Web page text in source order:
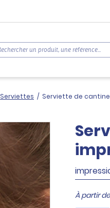
Serviettes / Serviette de cantine
À partir de